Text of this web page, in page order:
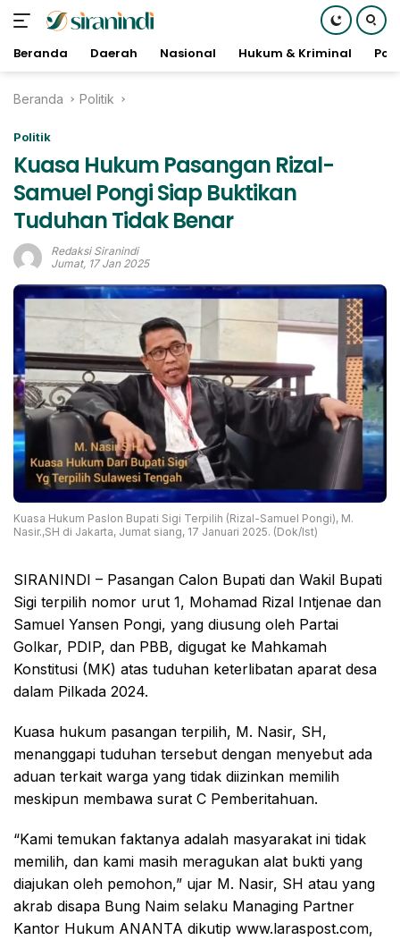
Beranda Daerah Nasional Hukum & Kriminal
Beranda Politik
Politik
Kuasa Hukum Pasangan Rizal-
Samuel Pongi Siap Buktikan
Tuduhan Tidak Benar
Redaksi Siranindi
Jumat, 17 Jan 2025
Kuasa Hukum Paslon Bupati Sigi Terpilih (Rizal-Samuel Pongi), M.
Nasir.,SH di Jakarta, Jumat siang, 17 Januari 2025. (Dok/Ist)
SIRANINDI – Pasangan Calon Bupati dan Wakil Bupati
Sigi terpilih nomor urut 1, Mohamad Rizal Intjenae dan
Samuel Yansen Pongi, yang diusung oleh Partai
Golkar, PDIP, dan PBB, digugat ke Mahkamah
Konstitusi (MK) atas tuduhan keterlibatan aparat desa
dalam Pilkada 2024.
Kuasa hukum pasangan terpilih, M. Nasir, SH,
menanggapi tuduhan tersebut dengan menyebut ada
aduan terkait warga yang tidak diizinkan memilih
meskipun membawa surat C Pemberitahuan.
“Kami temukan faktanya adalah masyarakat ini tidak
memilih, dan kami masih meragukan alat bukti yang
diajukan oleh pemohon,” ujar M. Nasir, SH atau yang
akrab disapa Bung Naim selaku Managing Partner
Kantor Hukum ANANTA dikutip www.laraspost.com,